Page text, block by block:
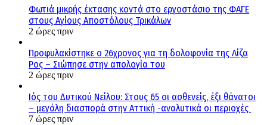
Φωτιά μικρής έκτασης κοντά στο εργοστάσιο της ΦΑΓΕ
στους Αγίους Αποστόλους Τρικάλων
2 ώρες πριν
Προφυλακίστηκε ο 26χρονος για τη δολοφονία της Λίζα
Ρος – Σιώπησε στην απολογία του
2 ώρες πριν
Ιός του Δυτικού Νείλου: Στους 65 οι ασθενείς, έξι θάνατοι
– μεγάλη διασπορά στην Αττική -αναλυτικά οι περιοχές
7 ώρες πριν